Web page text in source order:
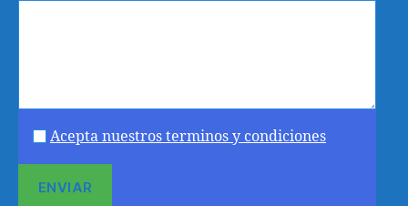
Acepta nuestros terminos y condiciones